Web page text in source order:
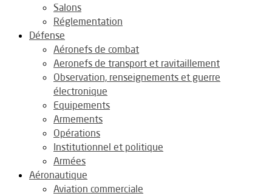
Salons
Réglementation
Défense
Aéronefs de combat
Aeronefs de transport et ravitaillement
Observation, renseignements et guerre
électronique
Equipements
Armements
Opérations
Institutionnel et politique
Armées
Aéronautique
Aviation commerciale